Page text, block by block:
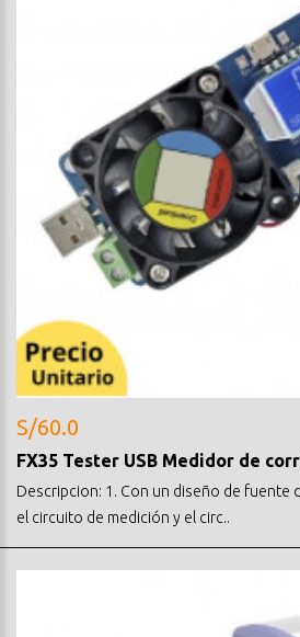
S/60.0
FX35 Tester USB Medidor de
Descripcion: 1. Con un diseño de fuente
el circuito de medición y el circ..